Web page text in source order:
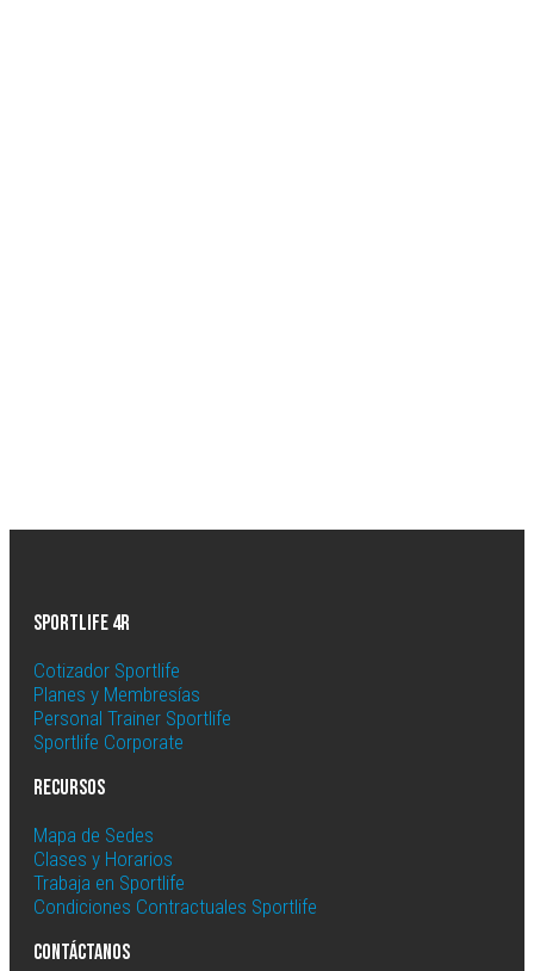
Sportlife 4R
Cotizador Sportlife
Planes y Membresías
Personal Trainer Sportlife
Sportlife Corporate
Recursos
Mapa de Sedes
Clases y Horarios
Trabaja en Sportlife
Condiciones Contractuales Sportlife
Contáctanos